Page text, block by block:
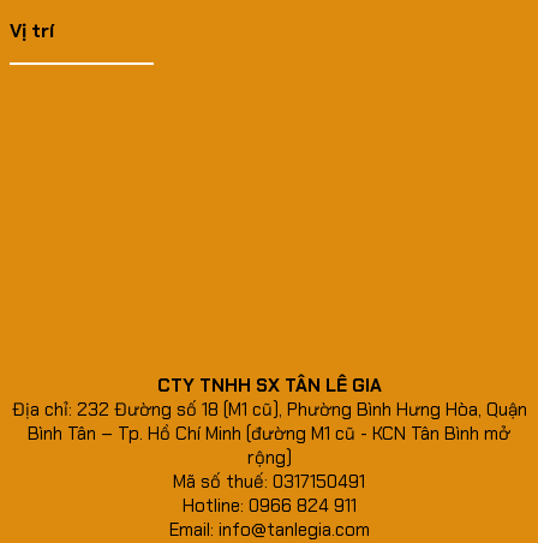
Vị trí
CTY TNHH SX TÂN LÊ GIA
Địa chỉ: 232 Đường số 18 (M1 cũ), Phường Bình Hưng Hòa, Quận
Bình Tân – Tp. Hồ Chí Minh (đường M1 cũ - KCN Tân Bình mở
rộng)
Mã số thuế: 0317150491
Hotline: 0966 824 911
Email: info@tanlegia.com